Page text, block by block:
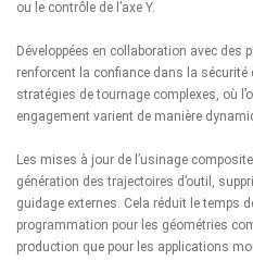
ou le contrôle de l’axe Y.
Développées en collaboration avec des
renforcent la confiance dans la sécurité
stratégies de tournage complexes, où
engagement varient de manière
Les mises à jour de l’usinage
génération des trajectoires d’outil,
guidage externes. Cela réduit le temps
programmation pour les géométries
production que pour les applications